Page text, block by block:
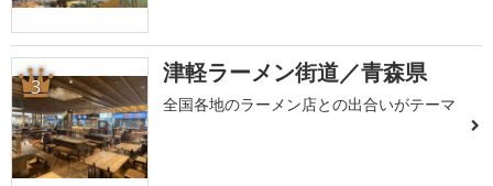
3 津軽ラーメン街道／青森県
全国各地のラーメン店との出合いがテーマ